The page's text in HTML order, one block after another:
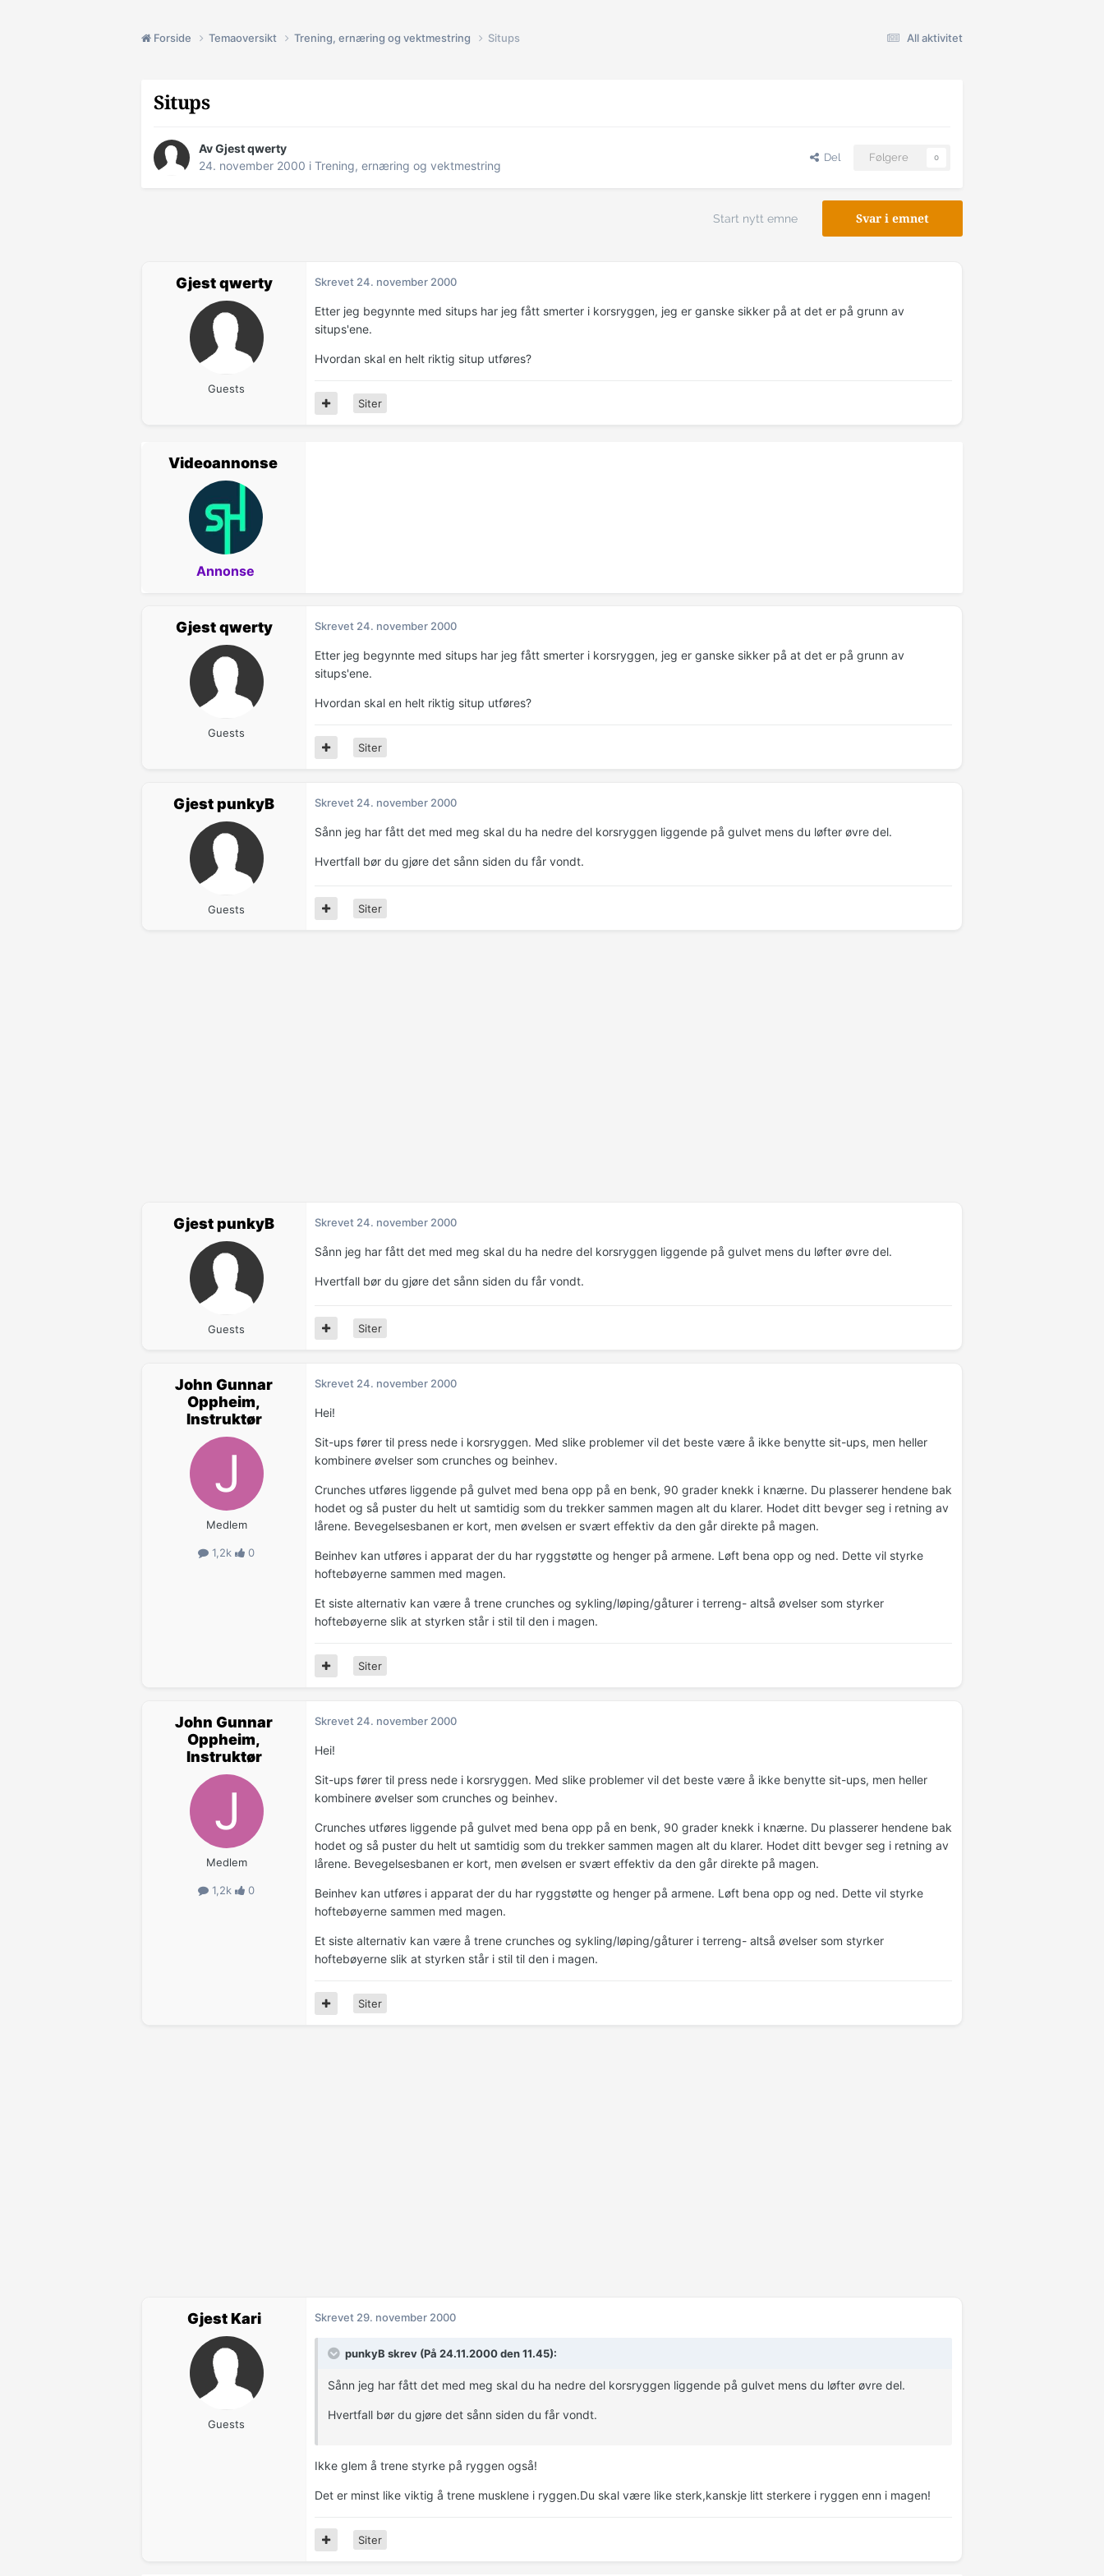
All aktivitet
Forside Temaoversikt Trening, ernæring og vektmestring Situps
Situps
Av Gjest qwerty
24. november 2000 i Trening, ernæring og vektmestring
Del Følgere 0
Svar i emnet
Start nytt emne
Gjest qwerty
Guests
Skrevet 24. november 2000
Etter jeg begynnte med situps har jeg fått smerter i korsryggen, jeg er ganske sikker på at det er på grunn av
situps'ene.
Hvordan skal en helt riktig situp utføres?
Siter
Videoannonse
Annonse
Gjest qwerty
Guests
Skrevet 24. november 2000
Etter jeg begynnte med situps har jeg fått smerter i korsryggen, jeg er ganske sikker på at det er på grunn av
situps'ene.
Hvordan skal en helt riktig situp utføres?
Siter
Gjest punkyB
Guests
Skrevet 24. november 2000
Sånn jeg har fått det med meg skal du ha nedre del korsryggen liggende på gulvet mens du løfter øvre del.
Hvertfall bør du gjøre det sånn siden du får vondt.
Siter
Gjest punkyB
Guests
Skrevet 24. november 2000
Sånn jeg har fått det med meg skal du ha nedre del korsryggen liggende på gulvet mens du løfter øvre del.
Hvertfall bør du gjøre det sånn siden du får vondt.
Siter
John Gunnar
Oppheim,
Instruktør
Medlem
1,2k 0
Skrevet 24. november 2000
Hei!
Sit-ups fører til press nede i korsryggen. Med slike problemer vil det beste være å ikke benytte sit-ups, men heller
kombinere øvelser som crunches og beinhev.
Crunches utføres liggende på gulvet med bena opp på en benk, 90 grader knekk i knærne. Du plasserer hendene bak
hodet og så puster du helt ut samtidig som du trekker sammen magen alt du klarer. Hodet ditt bevger seg i retning av
lårene. Bevegelsesbanen er kort, men øvelsen er svært effektiv da den går direkte på magen.
Beinhev kan utføres i apparat der du har ryggstøtte og henger på armene. Løft bena opp og ned. Dette vil styrke
hoftebøyerne sammen med magen.
Et siste alternativ kan være å trene crunches og sykling/løping/gåturer i terreng- altså øvelser som styrker
hoftebøyerne slik at styrken står i stil til den i magen.
Siter
John Gunnar
Oppheim,
Instruktør
Medlem
1,2k 0
Skrevet 24. november 2000
Hei!
Sit-ups fører til press nede i korsryggen. Med slike problemer vil det beste være å ikke benytte sit-ups, men heller
kombinere øvelser som crunches og beinhev.
Crunches utføres liggende på gulvet med bena opp på en benk, 90 grader knekk i knærne. Du plasserer hendene bak
hodet og så puster du helt ut samtidig som du trekker sammen magen alt du klarer. Hodet ditt bevger seg i retning av
lårene. Bevegelsesbanen er kort, men øvelsen er svært effektiv da den går direkte på magen.
Beinhev kan utføres i apparat der du har ryggstøtte og henger på armene. Løft bena opp og ned. Dette vil styrke
hoftebøyerne sammen med magen.
Et siste alternativ kan være å trene crunches og sykling/løping/gåturer i terreng- altså øvelser som styrker
hoftebøyerne slik at styrken står i stil til den i magen.
Siter
Gjest Kari
Guests
Skrevet 29. november 2000
punkyB skrev (På 24.11.2000 den 11.45):
Sånn jeg har fått det med meg skal du ha nedre del korsryggen liggende på gulvet mens du løfter øvre del.
Hvertfall bør du gjøre det sånn siden du får vondt.
Ikke glem å trene styrke på ryggen også!
Det er minst like viktig å trene musklene i ryggen.Du skal være like sterk,kanskje litt sterkere i ryggen enn i magen!
Siter